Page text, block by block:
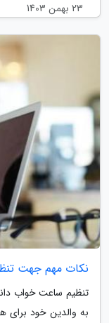
23 بهمن 1403
نکات مهم جهت
تنظیم ساعت خواب
به والدین خود برای